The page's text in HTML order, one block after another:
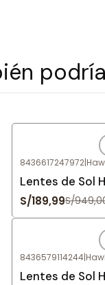
Agotado
8436617247972|
Lentes de Sol
S/189,99S/
Agotado
8436579114244|
Lentes de Sol